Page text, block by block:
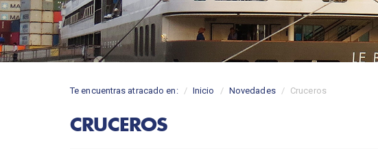
Te encuentras atracado en: Inicio Novedades Cruceros
CRUCEROS